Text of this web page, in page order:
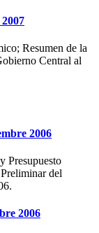
Resumen de la
Central al
2006
Presupuesto
del
2006